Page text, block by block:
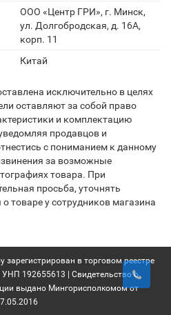
ООО «Центр ГРИ», г. Минск,
ул. Долгобродская, д. 16А,
корп. 11
Китай
исключительно в целях
оставляют за собой право
и комплектацию
продавцов и
с пониманием к данному
за возможные
товара. При
просьба, уточнять
товаре у сотрудников магазина
зарегистрирован в торговом реестре
192655613 | Свидетельство о
выдано Мингорисполкомом от